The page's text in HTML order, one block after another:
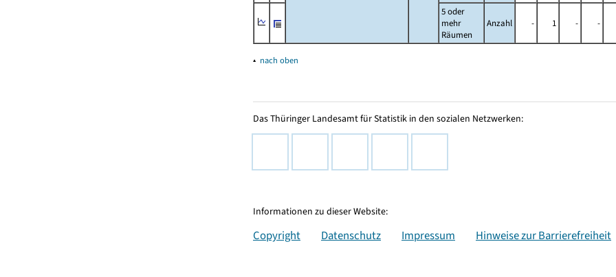
5 oder
mehr
Räumen
Anzahl - 1 - -
▴ nach oben
Das Thüringer Landesamt für Statistik in den sozialen Netzwerken:
Informationen zu dieser Website:
Copyright Datenschutz Impressum Hinweise zur Barrierefreiheit